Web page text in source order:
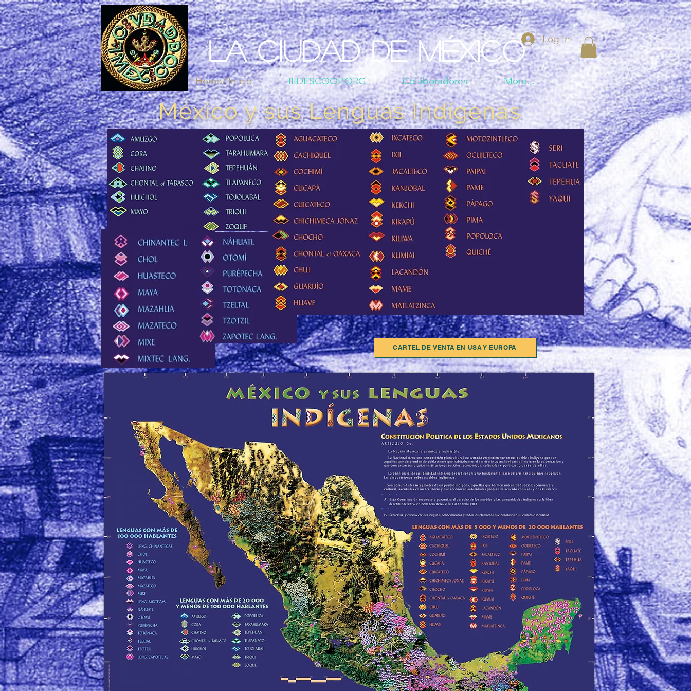
La Ciudad de México Log In
Home/ Inicio IIIDESCOOP.ORG Colaboradores More...
México y sus Lenguas Indígenas
CARTEL DE VENTA EN USA Y EUROPA